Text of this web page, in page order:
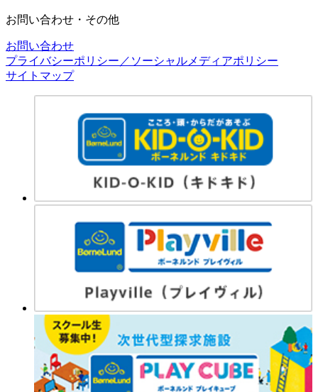
お問い合わせ・その他
お問い合わせ
プライバシーポリシー／ソーシャルメディアポリシー
サイトマップ